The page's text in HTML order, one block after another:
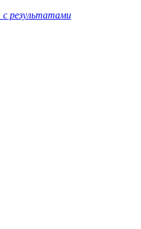
результатами